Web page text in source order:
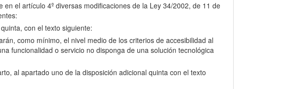
en el artículo 4º diversas modificaciones de la Ley 34/2002, de 11 de
con el texto siguiente:
como mínimo, el nivel medio de los criterios de accesibilidad al
funcionalidad o servicio no disponga de una solución tecnológica
al apartado uno de la disposición adicional quinta con el texto